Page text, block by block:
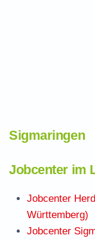
Sigmaringen
Jobcenter im
Jobcenter
Württemberg)
Jobcenter